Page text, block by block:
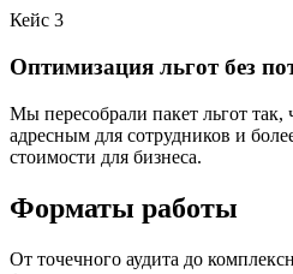
Кейс 3
Оптимизация льгот без
Мы пересобрали пакет льгот так,
адресным для сотрудников и
стоимости для бизнеса.
Форматы работы
От точечного аудита до